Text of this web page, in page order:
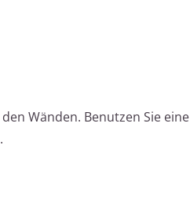
Wänden. Benutzen Sie eine